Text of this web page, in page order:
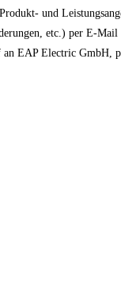
und
etc.) per E-
EAP Electric GmbH,